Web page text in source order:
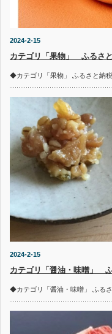
2024-2-15
カテゴリ「果物」 ふるさ
◆カテゴリ「果物」 ふるさと納
2024-2-15
カテゴリ「醤油・味噌」
◆カテゴリ「醤油・味噌」 ふる